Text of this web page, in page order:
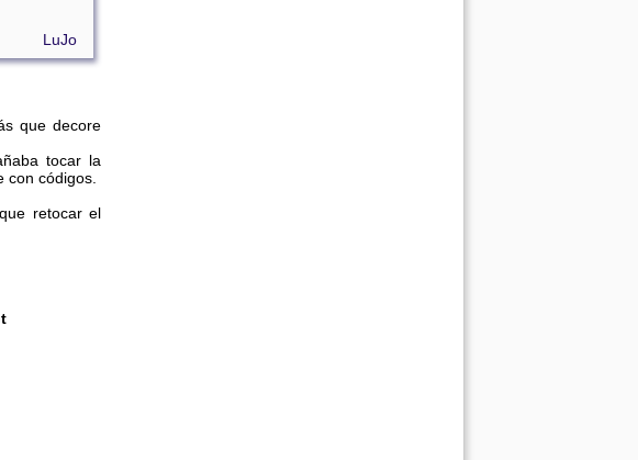
LuJo
que decore
tocar la
con códigos.
retocar el